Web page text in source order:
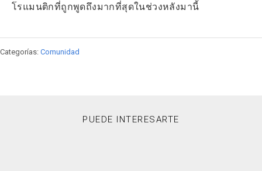
โรแมนติกที่ถูกพูดถึงมากที่สุดในช่วงหลังมานี้
Categorías: Comunidad
PUEDE INTERESARTE